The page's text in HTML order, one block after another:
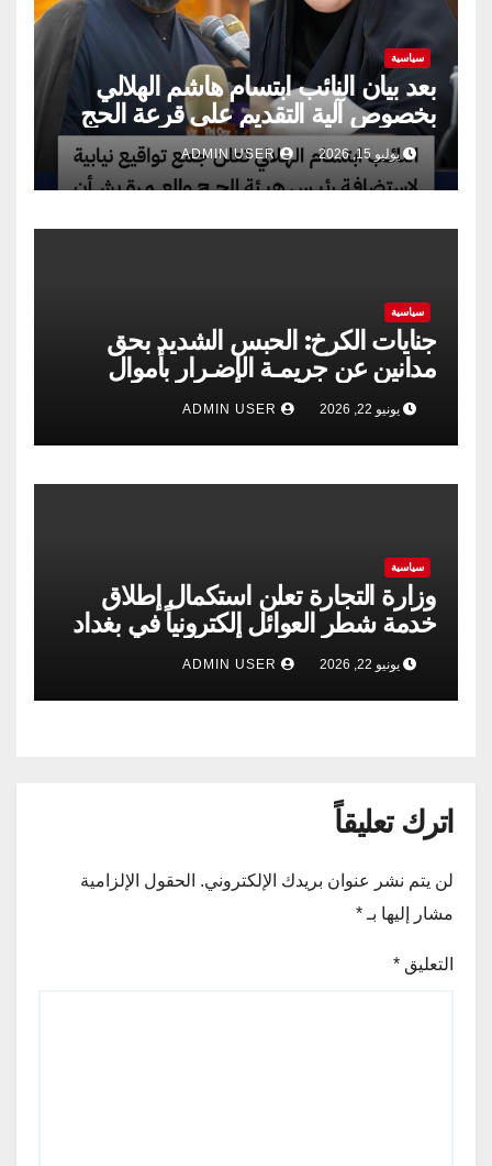
سياسية
بعد بيان النائب ابتسام هاشم الهلالي
بخصوص آلية التقديم على قرعة الحج
يوليو 15, 2026 ADMIN USER
سياسية
جنايات الكرخ: الحبس الشديد بحق
مدانين عن جريمـة الإضـرار بأموال
الشركة العامة لتجارة الحبوب
يونيو 22, 2026
سياسية
وزارة التجارة تعلن استكمال إطلاق
خدمة شطر العوائل إلكترونياً في بغداد
وجميع المحافظات
يونيو 22, 2026
اترك تعليقاً
لن يتم نشر عنوان بريدك الإلكتروني. الحقول الإلزامية
مشار إليها بـ *
التعليق *